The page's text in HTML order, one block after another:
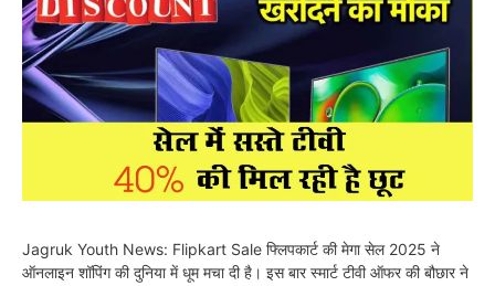
Jagruk Youth News: Flipkart Sale फ्लिपकार्ट की मेगा सेल 2025 ने
ऑनलाइन शॉपिंग की दुनिया में धूम मचा दी है। इस बार स्मार्ट टीवी ऑफर की बौछार ने